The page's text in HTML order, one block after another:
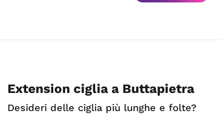
Extension ciglia a Buttapietra
Desideri delle ciglia più lunghe e folte?